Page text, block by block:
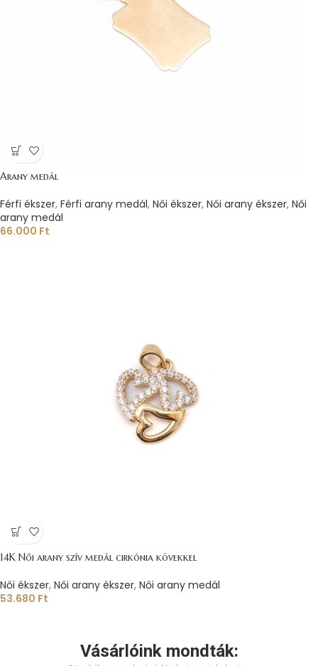
Arany medál
Férfi ékszer, Férfi arany medál, Női ékszer, Női arany ékszer, Női
arany medál
66.000 Ft
14K Női arany szív medál cirkónia kövekkel
Női ékszer, Női arany ékszer, Női arany medál
53.680 Ft